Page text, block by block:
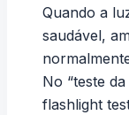
Quando a
saudável,
No “teste
flashlight